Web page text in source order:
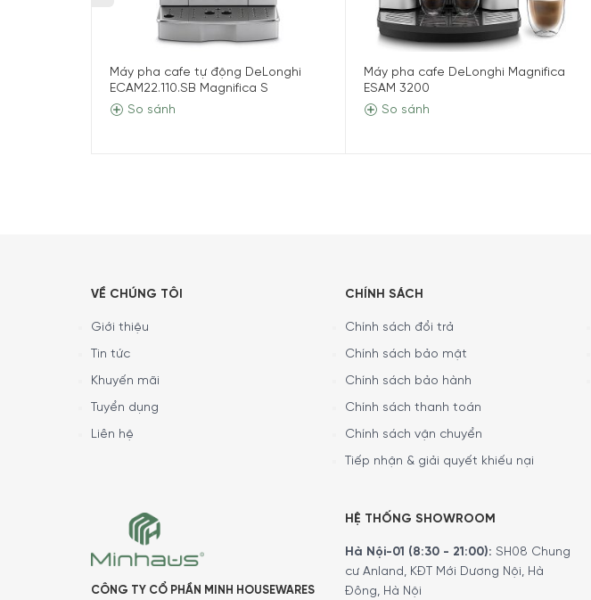
Máy pha cafe tự động DeLonghi
ECAM22.110.SB Magnifica S
So sánh
Máy pha cafe DeLonghi Magnifica
ESAM 3200
So sánh
VỀ CHÚNG TÔI
Giới thiệu
Tin tức
Khuyến mãi
Tuyển dụng
Liên hệ
CHÍNH SÁCH
Chính sách đổi trả
Chính sách bảo mật
Chính sách bảo hành
Chính sách thanh toán
Chính sách vận chuyển
Tiếp nhận & giải quyết khiếu nại
CÔNG TY CỔ PHẦN MINH HOUSEWARES
HỆ THỐNG SHOWROOM
Hà Nội-01 (8:30 - 21:00): SH08 Chung
cư Anland, KĐT Mới Dương Nội, Hà
Đông, Hà Nội